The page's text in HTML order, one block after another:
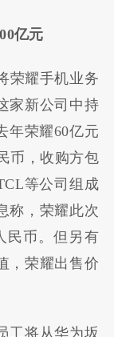
亿元
荣耀手机业务
家新公司中持
年荣耀60亿元
币，收购方包
等公司组成
称，荣耀此次
民币。但另有
，荣耀出售价
工将从华为坂